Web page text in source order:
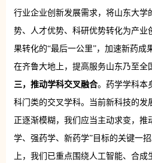
行业企业创新发展需求，将山东大学
势、人才优势、科研优势转化为产业
果转化的“最后一公里”，加速新药成
在齐鲁大地上，提高服务山东乃至全
三，推动学科交叉融合。药学学科本
科门类的交叉学科。当前新科技的发
正逐渐模糊，我们应当主动求变，推
学、强药学、新药学”目标的关键一
上，我们已重点围绕人工智能、合